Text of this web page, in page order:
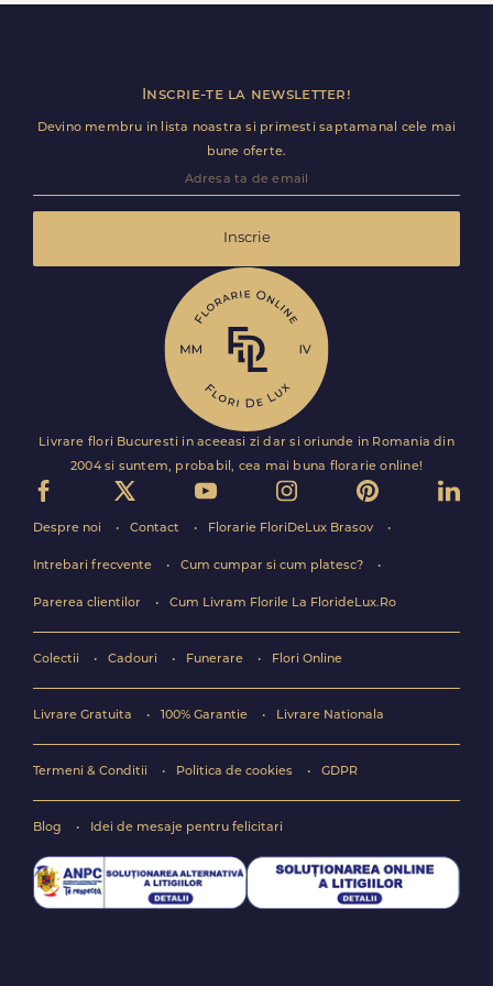
Florile sunt livrate rapid, direct de curierii nostri proprii.
Inscrie-te la newsletter!
Devino membru in lista noastra si primesti saptamanal cele mai
bune oferte.
Inscrie
Livrare flori Bucuresti in aceeasi zi dar si oriunde in Romania din
2004 si suntem, probabil, cea mai buna florarie online!
Despre noi Contact Florarie FloriDeLux Brasov
Intrebari frecvente Cum cumpar si cum platesc?
Parerea clientilor Cum Livram Florile La FlorideLux.Ro
Colectii Cadouri Funerare Flori Online
Livrare Gratuita 100% Garantie Livrare Nationala
Termeni & Conditii Politica de cookies GDPR
Blog Idei de mesaje pentru felicitari